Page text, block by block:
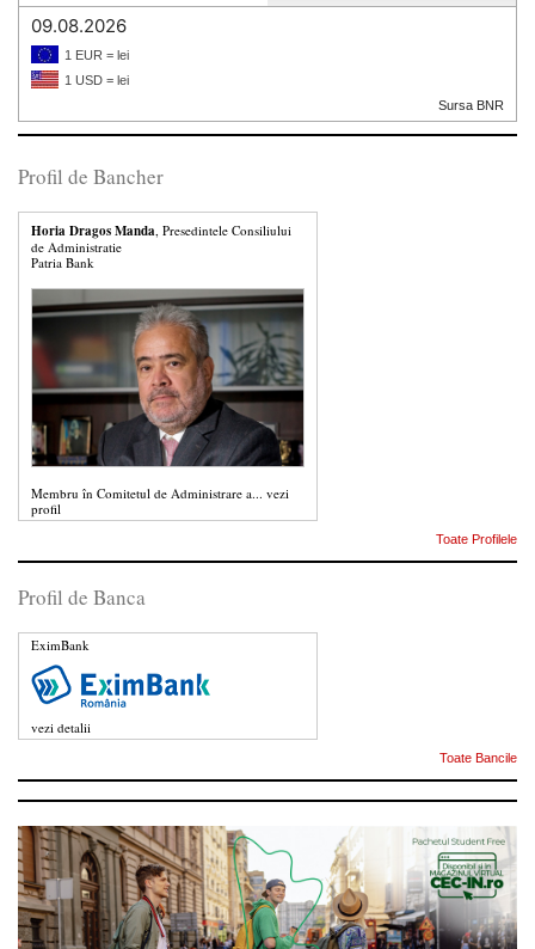
09.08.2026
1 EUR = lei
1 USD = lei
Sursa BNR
Profil de Bancher
Horia Dragos Manda , Presedintele Consiliului
de Administratie
Patria Bank
Membru în Comitetul de Administrare a... vezi
profil
Toate Profilele
Profil de Banca
EximBank
vezi detalii
Toate Bancile